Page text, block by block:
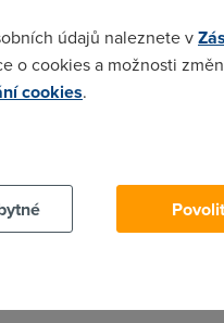
až hanba, atd)
a do nebe volající
a nekaká si při tom do
voda balena v
kazdou kartu do fotaku?
údajů naleznete v
o cookies a možnosti
cookies.